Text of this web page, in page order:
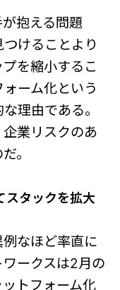
抱える問題
けることより
を縮小するこ
ーム化という
理由である。
業リスクのあ
。
スタックを拡大
なほど率直に
ークスは2月の
トフォーム化